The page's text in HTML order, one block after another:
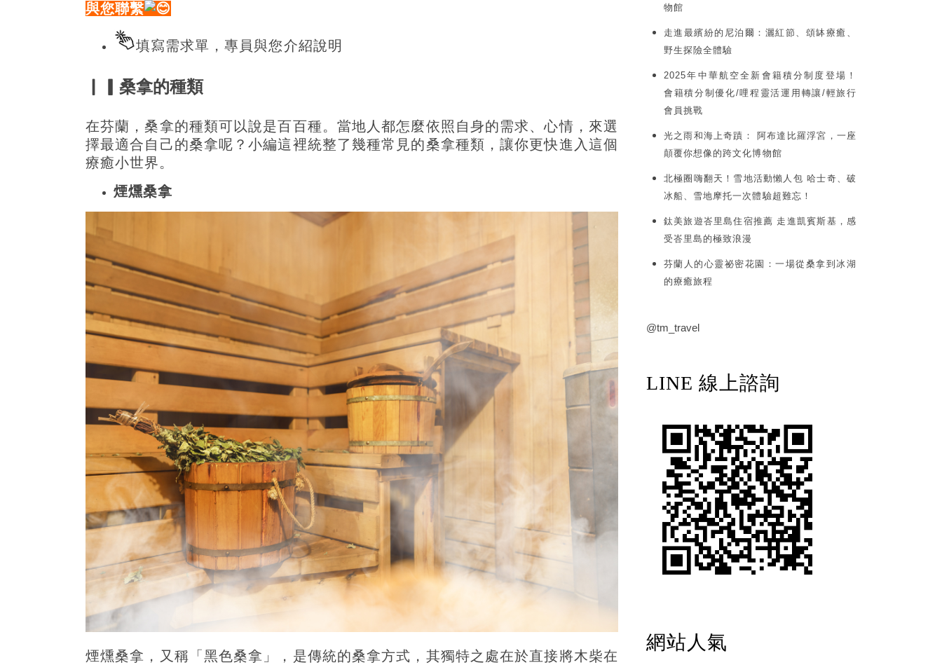
與您聯繫
填寫需求單，專員與您介紹說明
▏▎桑拿的種類
在芬蘭，桑拿的種類可以說是百百種。當地人都怎麼依照自身的需求、心情，來選
擇最適合自己的桑拿呢？小編這裡統整了幾種常見的桑拿種類，讓你更快進入這個
療癒小世界。
煙燻桑拿
煙燻桑拿，又稱「黑色桑拿」，是傳統的桑拿方式，其獨特之處在於直接將木柴在
物館
走進最繽紛的尼泊爾：灑紅節、頌缽療癒、
野生探險全體驗
2025年中華航空全新會籍積分制度登場！
會籍積分制優化/哩程靈活運用轉讓/輕旅行
會員挑戰
光之雨和海上奇蹟： 阿布達比羅浮宮，一座
顛覆你想像的跨文化博物館
北極圈嗨翻天！雪地活動懶人包 哈士奇、破
冰船、雪地摩托一次體驗超難忘！
鈦美旅遊峇里島住宿推薦 走進凱賓斯基，感
受峇里島的極致浪漫
芬蘭人的心靈祕密花園：一場從桑拿到冰湖
的療癒旅程
@tm_travel
LINE 線上諮詢
網站人氣